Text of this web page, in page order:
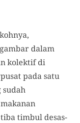
dalam
kolektif di
pada satu
sudah
timbul desas-